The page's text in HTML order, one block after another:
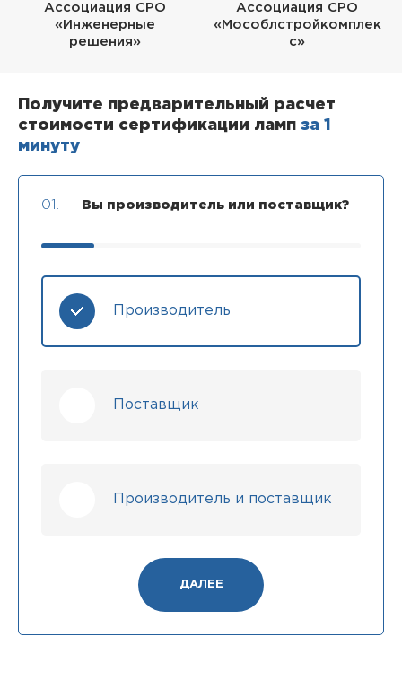
Ассоциация СРО
«Инженерные
решения»
Ассоциация СРО
«Мособлстройкомплек
с»
Получите предварительный расчет
стоимости сертификации ламп за 1
минуту
01. Вы производитель или поставщик?
Производитель
Поставщик
Производитель и поставщик
ДАЛЕЕ